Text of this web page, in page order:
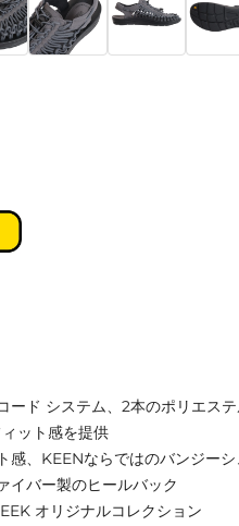
ード システム、2本のポリエス
ット感を提供
感、KEENならではのバンジーシ
イバー製のヒールバック
オリジナルコレクション